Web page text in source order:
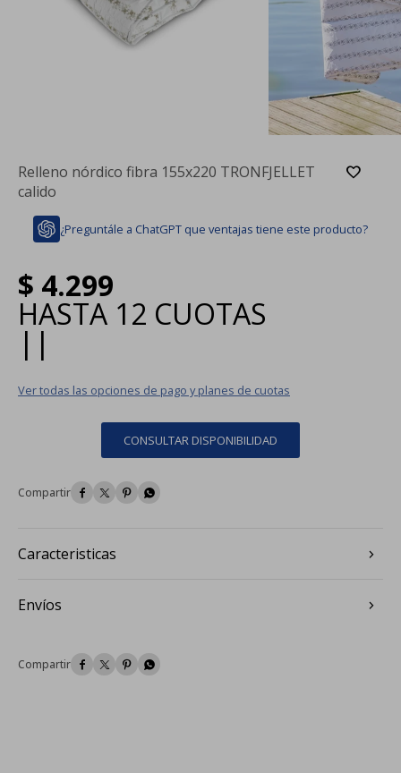
Relleno nórdico fibra 155x220 TRONFJELLET
calido
¿Preguntále a ChatGPT que ventajas tiene este producto?
$ 4.299
HASTA 12 CUOTAS
| |
Ver todas las opciones de pago y planes de cuotas
CONSULTAR DISPONIBILIDAD
   
Caracteristicas
Envíos
   